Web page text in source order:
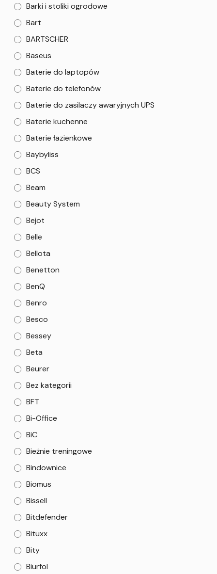
Barki i stoliki ogrodowe
Bart
BARTSCHER
Baseus
Baterie do laptopów
Baterie do telefonów
Baterie do zasilaczy awaryjnych UPS
Baterie kuchenne
Baterie łazienkowe
Baybyliss
BCS
Beam
Beauty System
Bejot
Belle
Bellota
Benetton
BenQ
Benro
Besco
Bessey
Beta
Beurer
Bez kategorii
BFT
Bi-Office
BiC
Bieżnie treningowe
Bindownice
Biomus
Bissell
Bitdefender
Bituxx
Bity
Biurfol